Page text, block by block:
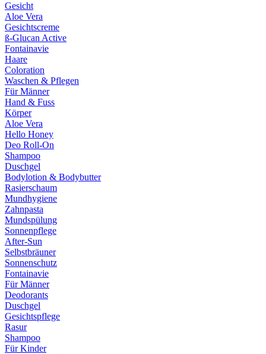
Gesicht
Aloe Vera
Gesichtscreme
ß-Glucan Active
Fontainavie
Haare
Coloration
Waschen & Pflegen
Für Männer
Hand & Fuss
Körper
Aloe Vera
Hello Honey
Deo Roll-On
Shampoo
Duschgel
Bodylotion & Bodybutter
Rasierschaum
Mundhygiene
Zahnpasta
Mundspülung
Sonnenpflege
After-Sun
Selbstbräuner
Sonnenschutz
Fontainavie
Für Männer
Deodorants
Duschgel
Gesichtspflege
Rasur
Shampoo
Für Kinder